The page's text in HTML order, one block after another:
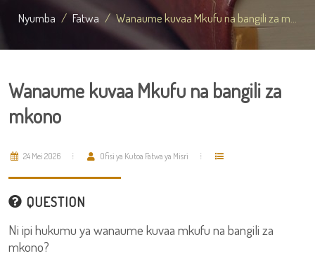
Nyumba Fatwa Wanaume kuvaa Mkufu na bangili za m...
Wanaume kuvaa Mkufu na bangili za
mkono
24 Mei 2026 Ofisi ya Kutoa Fatwa ya Misri
QUESTION
Ni ipi hukumu ya wanaume kuvaa mkufu na bangili za
mkono?